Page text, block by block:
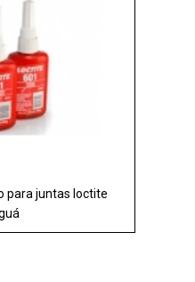
para juntas loctite